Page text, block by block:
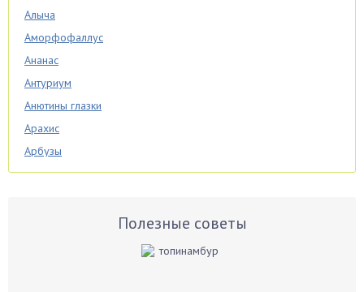
Алыча
Аморфофаллус
Ананас
Антуриум
Анютины глазки
Арахис
Арбузы
Аспарагус
Полезные советы